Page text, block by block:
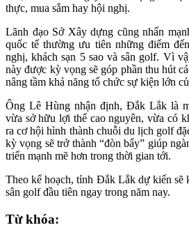
thực, mua sắm hay hội nghị.
Lãnh đạo Sở Xây dựng cũng nhấn
quốc tế thường ưu tiên những điểm
nghị, khách sạn 5 sao và sân golf. Vì
này được kỳ vọng sẽ góp phần thu hút
nâng tầm khả năng tổ chức sự kiện lớn
Ông Lê Hùng nhận định, Đắk Lắk là
vừa sở hữu lợi thế cao nguyên, vừa có
ra cơ hội hình thành chuỗi du lịch golf
kỳ vọng sẽ trở thành “đòn bẩy” giúp
triển mạnh mẽ hơn trong thời gian tới.
Theo kế hoạch, tỉnh Đắk Lắk dự kiến sẽ
sân golf đầu tiên ngay trong năm nay.
Từ khóa: